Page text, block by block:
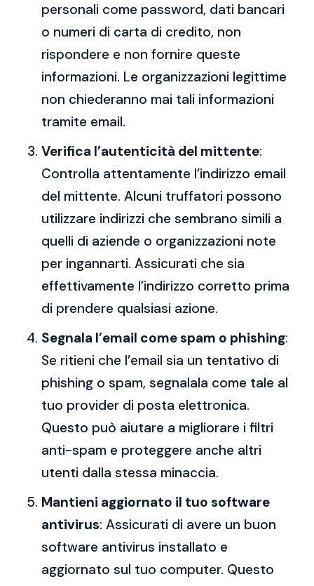
personali come password, dati bancari
o numeri di carta di credito, non
rispondere e non fornire queste
informazioni. Le organizzazioni legittime
non chiederanno mai tali informazioni
tramite email.
Verifica l’autenticità del mittente:
Controlla attentamente l’indirizzo email
del mittente. Alcuni truffatori possono
utilizzare indirizzi che sembrano simili a
quelli di aziende o organizzazioni note
per ingannarti. Assicurati che sia
effettivamente l’indirizzo corretto prima
di prendere qualsiasi azione.
Segnala l’email come spam o phishing:
Se ritieni che l’email sia un tentativo di
phishing o spam, segnalala come tale al
tuo provider di posta elettronica.
Questo può aiutare a migliorare i filtri
anti-spam e proteggere anche altri
utenti dalla stessa minaccia.
Mantieni aggiornato il tuo software
antivirus: Assicurati di avere un buon
software antivirus installato e
aggiornato sul tuo computer. Questo